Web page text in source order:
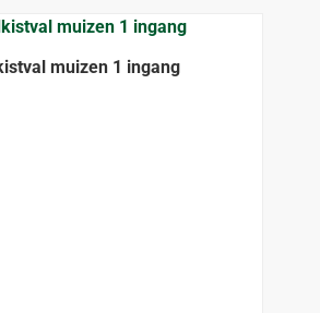
muizen 1 ingang